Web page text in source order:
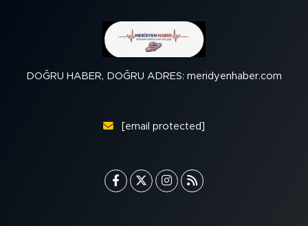
DOĞRU HABER, DOĞRU ADRES: meridyenhaber.com
[email protected]